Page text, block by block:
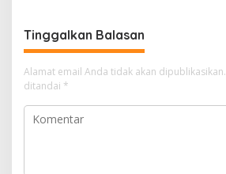
Tinggalkan Balasan
Alamat email Anda tidak akan dipublikasikan.
ditandai *